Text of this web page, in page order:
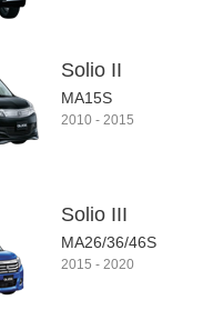
Solio II
MA15S
2010 - 2015
Solio III
MA26/36/46S
2015 - 2020